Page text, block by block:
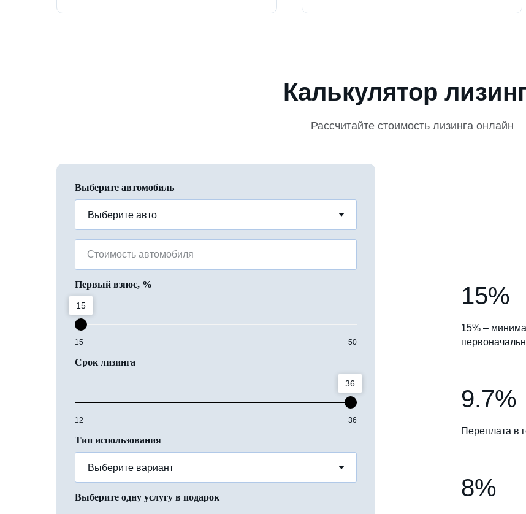
Калькулятор
Рассчитайте стоимость лизинга онлайн
Выберите автомобиль
Стоимость автомобиля
Первый взнос, %
15
15 50
Срок лизинга
36
12 36
Тип использования
Выберите одну услугу в подарок
15%
15% –
9.7%
Переплата в
8%